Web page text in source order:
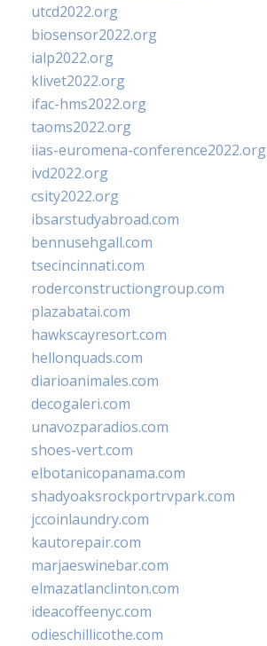
utcd2022.org
biosensor2022.org
ialp2022.org
klivet2022.org
ifac-hms2022.org
taoms2022.org
iias-euromena-conference2022.org
ivd2022.org
csity2022.org
ibsarstudyabroad.com
bennusehgall.com
tsecincinnati.com
roderconstructiongroup.com
plazabatai.com
hawkscayresort.com
hellonquads.com
diarioanimales.com
decogaleri.com
unavozparadios.com
shoes-vert.com
elbotanicopanama.com
shadyoaksrockportrvpark.com
jccoinlaundry.com
kautorepair.com
marjaeswinebar.com
elmazatlanclinton.com
ideacoffeenyc.com
odieschillicothe.com